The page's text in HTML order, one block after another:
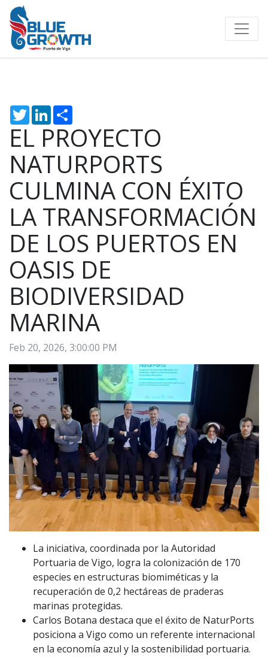
TwitterLinkedIn
EL PROYECTO
NATURPORTS
CULMINA CON ÉXITO
LA TRANSFORMACIÓN
DE LOS PUERTOS EN
OASIS DE
BIODIVERSIDAD
MARINA
Feb 20, 2026, 3:00:00 PM
La iniciativa, coordinada por la Autoridad
Portuaria de Vigo, logra la colonización de 170
especies en estructuras biomiméticas y la
recuperación de 0,2 hectáreas de praderas
marinas protegidas.
Carlos Botana destaca que el éxito de NaturPorts
posiciona a Vigo como un referente internacional
en la economía azul y la sostenibilidad portuaria.